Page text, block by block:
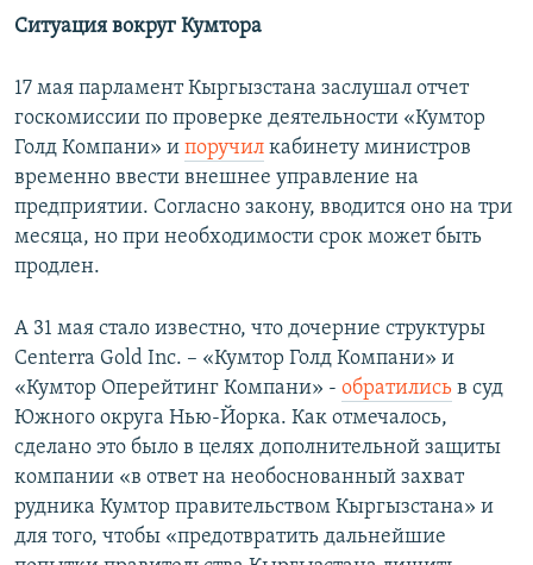
Ситуация вокруг Кумтора
17 мая парламент Кыргызстана заслушал отчет
госкомиссии по проверке деятельности «Кумтор
Голд Компани» и поручил кабинету министров
временно ввести внешнее управление на
предприятии. Согласно закону, вводится оно на три
месяца, но при необходимости срок может быть
продлен.
А 31 мая стало известно, что дочерние структуры
Centerra Gold Inc. – «Кумтор Голд Компани» и
«Кумтор Оперейтинг Компани» - обратились в суд
Южного округа Нью-Йорка. Как отмечалось,
сделано это было в целях дополнительной защиты
компании «в ответ на необоснованный захват
рудника Кумтор правительством Кыргызстана» и
для того, чтобы «предотвратить дальнейшие